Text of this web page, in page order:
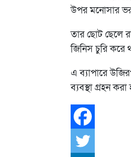
উপর মনোসার ভর
তার ছোট ছেলে
জিনিস চুরি করে
এ ব্যাপারে
ব্যবস্থা গ্রহন করা